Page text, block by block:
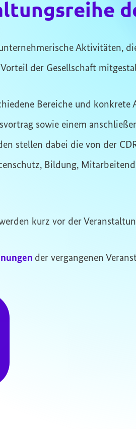
Aktivitäten,
der Gesellschaft
Bereiche und konkrete
sowie einem
stellen dabei die von der
Bildung,
kurz vor der
der vergangenen